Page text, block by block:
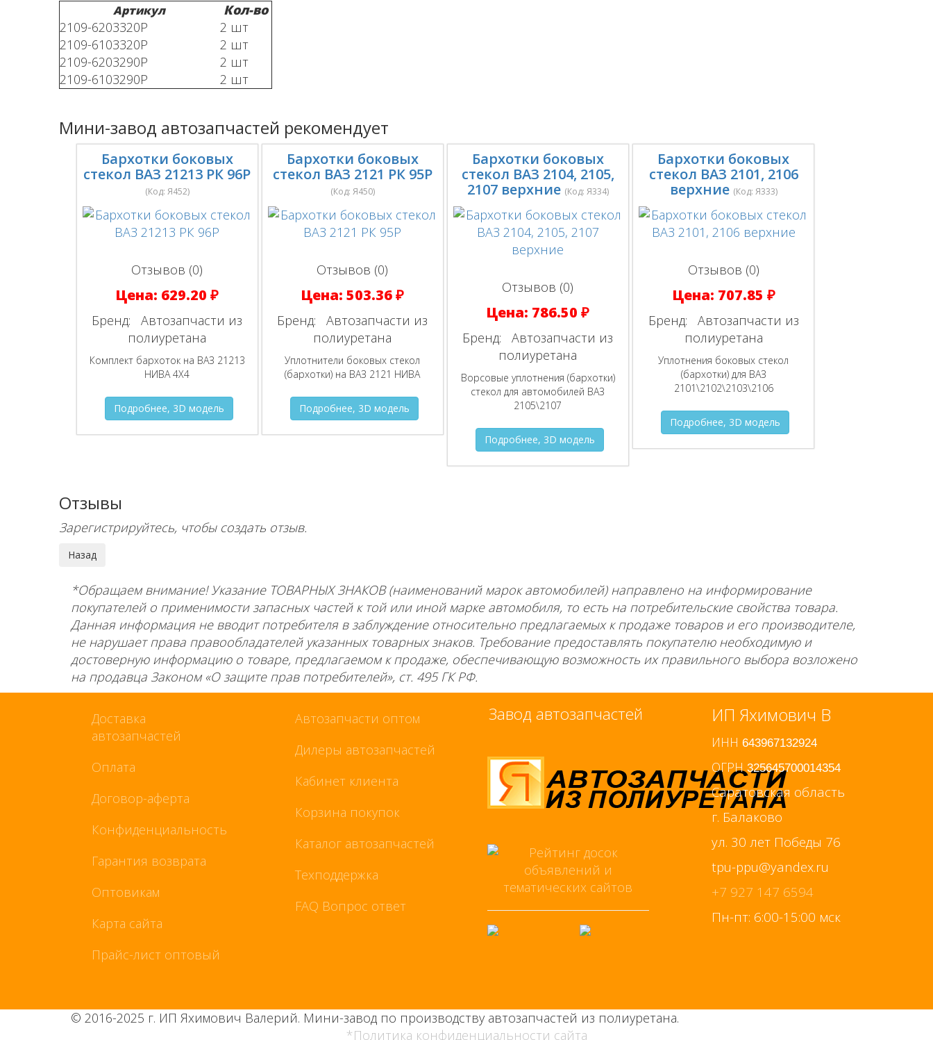
Артикул
Кол-во
2109-6203320Р
2 шт
2109-6103320Р
2 шт
2109-6203290Р
2 шт
2109-6103290Р
2 шт
Мини-завод автозапчастей рекомендует
Бархотки боковых
стекол ВАЗ 21213 РК 96Р
(Код: Я452)
Отзывов (0)
Цена: 629.20 ₽
Бренд:
Автозапчасти из
полиуретана
Комплект бархоток на ВАЗ 21213
НИВА 4Х4
Подробнее, 3D модель
Бархотки боковых
стекол ВАЗ 2121 РК 95Р
(Код: Я450)
Отзывов (0)
Цена:503.36 ₽
Бренд:
Автозапчасти из
полиуретана
Уплотнители боковых стекол
(бархотки) на ВАЗ 2121 НИВА
Подробнее, 3D модель
Бархотки боковых
стекол ВАЗ 2104, 2105,
2107 верхние (Код: Я334)
Отзывов (0)
Цена: 786.50 ₽
Бренд:
Автозапчасти из
полиуретана
Ворсовые уплотнения (бархотки)
стекол для автомобилей ВАЗ
2105\2107
Подробнее, 3D модель
Бархотки боковых
стекол ВАЗ 2101, 2106
верхние (Код: Я333)
Отзывов (0)
Цена: 707.85 ₽
Бренд:
Автозапчасти из
полиуретана
Уплотнения боковых стекол
(бархотки) для ВАЗ
2101\2102\2103\2106
Подробнее, 3D модель
Отзывы
Зарегистрируйтесь, чтобы создать отзыв.
*Обращаем внимание! Указание ТОВАРНЫХ ЗНАКОВ (наименований марок автомобилей) направлено на информирование
покупателей о применимости запасных частей к той или иной марке автомобиля, то есть на потребительские свойства товара.
Данная информация не вводит потребителя в заблуждение относительно предлагаемых к продаже товаров и его производителе,
не нарушает права правообладателей указанных товарных знаков. Требование предоставлять покупателю необходимую и
достоверную информацию о товаре, предлагаемом к продаже, обеспечивающую возможность их правильного выбора возложено
на продавца Законом «О защите прав потребителей», ст. 495 ГК РФ.
Доставка
автозапчастей
Оплата
Договор-аферта
Конфиденциальность
Гарантия возврата
Оптовикам
Карта сайта
Прайс-лист оптовый
Автозапчасти оптом
Дилеры автозапчастей
Кабинет клиента
Корзина покупок
Каталог автозапчастей
Техподдержка
FAQ Вопрос ответ
Завод автозапчастей ИП Яхимович В
ИНН 643967132924
ОГРН325645700014354
Саратовская область
г. Балаково
ул. 30 лет Победы 76
+7 927 147 6594
Пн-пт: 6:00-15:00 мск
© 2016-2025 г. ИП Яхимович Валерий. Мини-завод по производству автозапчастей из полиуретана.
*Политика конфиденциальности сайта